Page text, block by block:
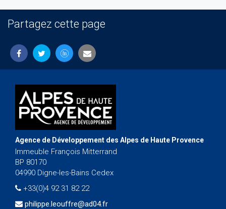
Partagez cette page
Agence de Développement des Alpes de Haute Provence
Immeuble François Mitterrand
BP 80170
04990 Digne-les-Bains Cedex
+33(0)4 92 31 82 22
philippe.leouffre@ad04.fr